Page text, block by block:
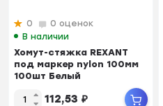
0
0 оценок
В наличии
Хомут-стяжка REXANT
под маркер nylon 100мм
100шт Белый
112,53 ₽